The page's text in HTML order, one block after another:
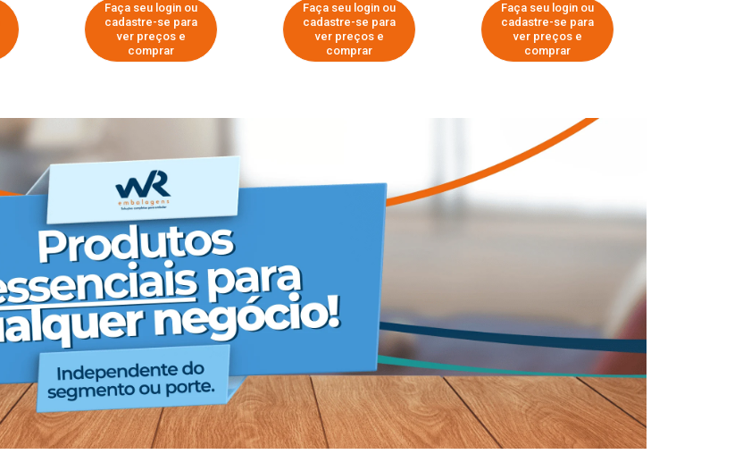
Faça seu login ou
cadastre-se para
ver preços e
comprar
Faça seu login ou
cadastre-se para
ver preços e
comprar
Faça seu login ou
cadastre-se para
ver preços e
comprar